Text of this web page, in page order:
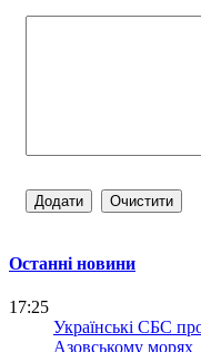
Останні новини
17:25
Українські СБС
Азовському морях